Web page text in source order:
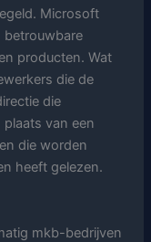
Microsoft
betrouwbare
producten. Wat
die de
die
van een
die worden
heeft gelezen.
mkb-bedrijven